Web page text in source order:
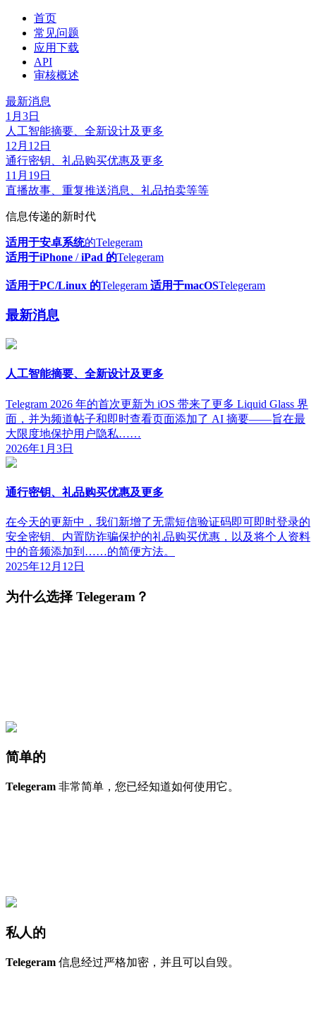
首页
常见问题
应用下载
API
审核概述
最新消息
1月3日
人工智能摘要、全新设计及更多
12月12日
通行密钥、礼品购买优惠及更多
11月19日
直播故事、重复推送消息、礼品拍卖等等
信息传递的新时代
适用于安卓系统的Telegeram
适用于iPhone /iPad 的Telegeram
适用于PC/Linux 的Telegeram 适用于macOSTelegeram
最新消息
人工智能摘要、全新设计及更多
Telegram 2026 年的首次更新为 iOS 带来了更多 Liquid Glass 界
面，并为频道帖子和即时查看页面添加了 AI 摘要——旨在最
大限度地保护用户隐私……
2026年1月3日
通行密钥、礼品购买优惠及更多
在今天的更新中，我们新增了无需短信验证码即可即时登录的
安全密钥、内置防诈骗保护的礼品购买优惠，以及将个人资料
中的音频添加到……的简便方法。
2025年12月12日
为什么选择 Telegeram？
简单的
Telegeram 非常简单，您已经知道如何使用它。
私人的
Telegeram 信息经过严格加密，并且可以自毁。